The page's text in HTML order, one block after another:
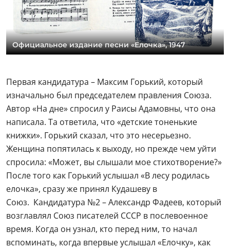
Официальное издание песни «Елочка», 1947
Первая кандидатура – Максим Горький, который
изначально был председателем правления Союза.
Автор «На дне» спросил у Раисы Адамовны, что она
написала. Та ответила, что «детские тоненькие
книжки». Горький сказал, что это несерьезно.
Женщина попятилась к выходу, но прежде чем уйти
спросила: «Может, вы слышали мое стихотворение?»
После того как Горький услышал «В лесу родилась
елочка», сразу же принял Кудашеву в
Союз. Кандидатура №2 – Александр Фадеев, который
возглавлял Союз писателей СССР в послевоенное
время. Когда он узнал, кто перед ним, то начал
вспоминать, когда впервые услышал «Елочку», как